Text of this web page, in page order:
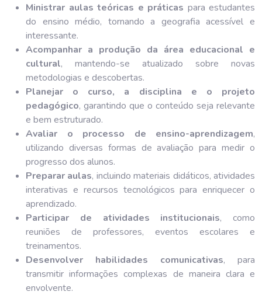
Ministrar aulas teóricas e práticas para estudantes
do ensino médio, tornando a geografia acessível e
interessante.
Acompanhar a produção da área educacional e
cultural, mantendo-se atualizado sobre novas
metodologias e descobertas.
Planejar o curso, a disciplina e o projeto
pedagógico, garantindo que o conteúdo seja relevante
e bem estruturado.
Avaliar o processo de ensino-aprendizagem,
utilizando diversas formas de avaliação para medir o
progresso dos alunos.
Preparar aulas, incluindo materiais didáticos, atividades
interativas e recursos tecnológicos para enriquecer o
aprendizado.
Participar de atividades institucionais, como
reuniões de professores, eventos escolares e
treinamentos.
Desenvolver habilidades comunicativas, para
transmitir informações complexas de maneira clara e
envolvente.